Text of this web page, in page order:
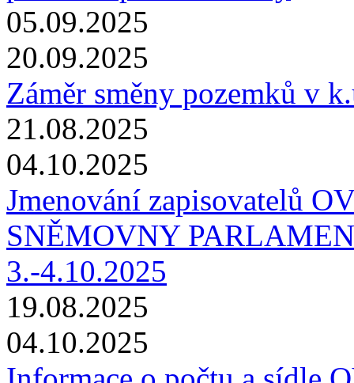
05.09.2025
20.09.2025
Záměr směny pozemků v
21.08.2025
04.10.2025
Jmenování zapisovatelů
SNĚMOVNY
3.-4.10.2025
19.08.2025
04.10.2025